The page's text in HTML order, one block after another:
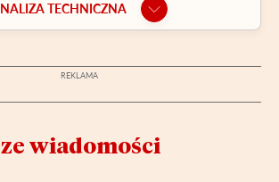
TECHNICZNA
wiadomości